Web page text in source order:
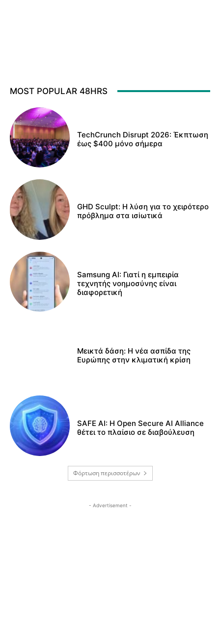
MOST POPULAR 48HRS
TechCrunch Disrupt 2026: Έκπτωση
έως $400 μόνο σήμερα
GHD Sculpt: Η λύση για το χειρότερο
πρόβλημα στα ισiωτικά
Samsung AI: Γιατί η εμπειρία
τεχνητής νοημοσύνης είναι
διαφορετική
Μεικτά δάση: Η νέα ασπίδα της
Ευρώπης στην κλιματική κρίση
SAFE AI: Η Open Secure AI Alliance
θέτει το πλαίσιο σε διαβούλευση
Φόρτωση περισσοτέρων
- Advertisement -